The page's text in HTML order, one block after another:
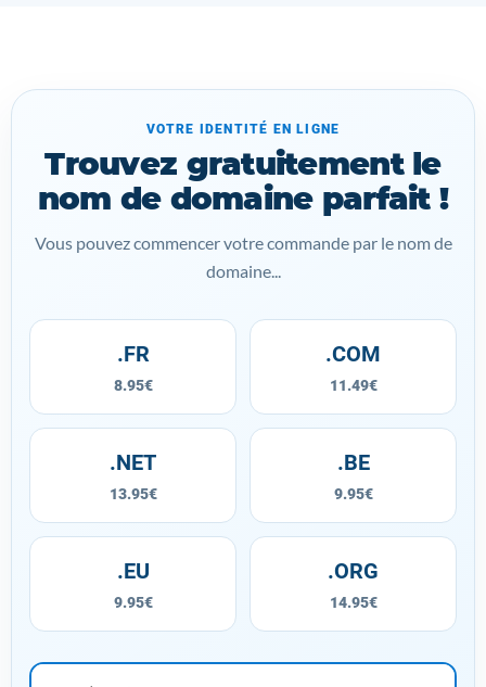
VOTRE IDENTITÉ EN LIGNE
Trouvez gratuitement le
nom de domaine parfait !
Vous pouvez commencer votre commande par le nom de
domaine...
.FR
8.95€
.COM
11.49€
.NET
13.95€
.BE
9.95€
.EU
9.95€
.ORG
14.95€
mondomaine.com